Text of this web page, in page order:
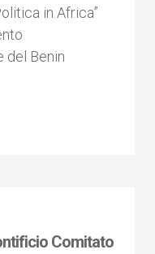
in Africa”
del Benin
Comitato